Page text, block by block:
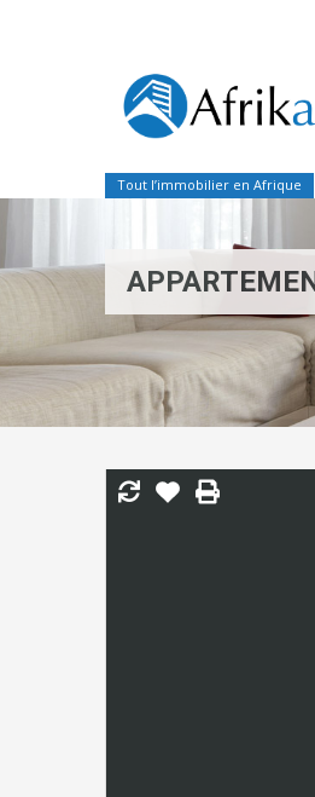
Tout l’immobilier en Afrique